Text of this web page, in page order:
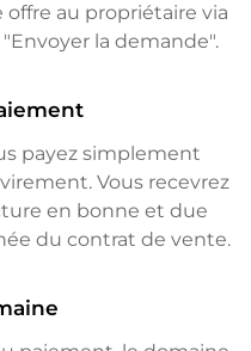
au propriétaire via
la demande".
payez simplement
Vous recevrez
en bonne et due
du contrat de vente.